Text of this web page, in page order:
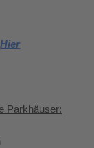
Hier
Parkhäuser: